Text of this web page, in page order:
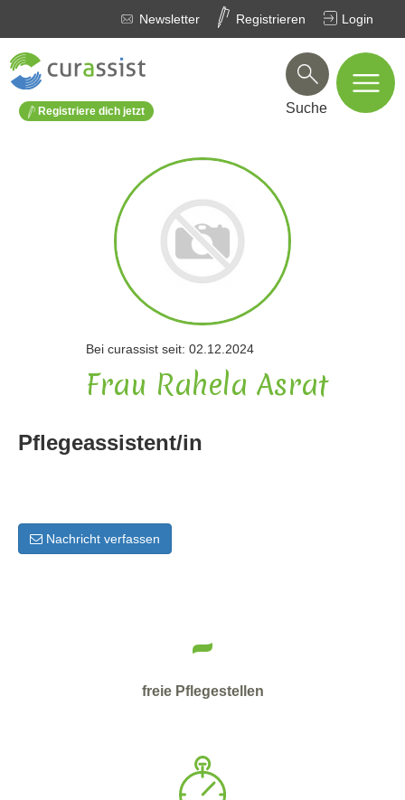
Login
Registrieren
Newsletter
Registriere dich jetzt Suche
Bei curassist seit: 02.12.2024
Frau Rahela Asrat
Pflegeassistent/in
Nachricht verfassen
-
freie Pflegestellen